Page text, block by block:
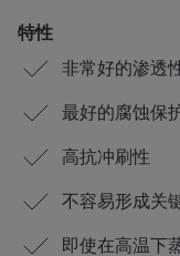
特性
非常好的渗透
最好的腐蚀保
高抗冲刷性
不容易形成关
即使在高温下